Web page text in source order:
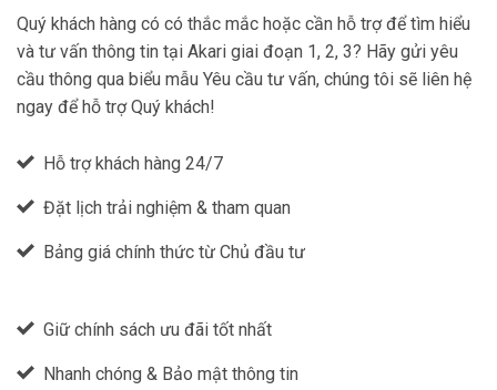
Quý khách hàng có có thắc mắc hoặc cần hỗ trợ để tìm hiểu
và tư vấn thông tin tại Akari giai đoạn 1, 2, 3? Hãy gửi yêu
cầu thông qua biểu mẫu Yêu cầu tư vấn, chúng tôi sẽ liên hệ
ngay để hỗ trợ Quý khách!
Hỗ trợ khách hàng 24/7
Đặt lịch trải nghiệm & tham quan
Bảng giá chính thức từ Chủ đầu tư
Giữ chính sách ưu đãi tốt nhất
Nhanh chóng & Bảo mật thông tin